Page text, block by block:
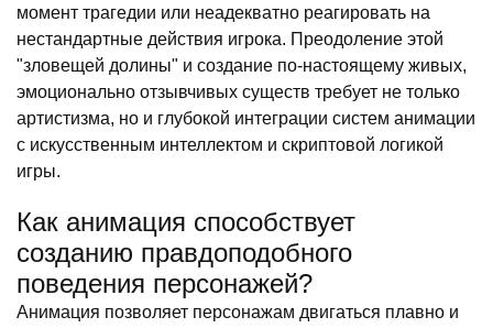
момент трагедии или неадекватно реагировать на
нестандартные действия игрока. Преодоление этой
"зловещей долины" и создание по-настоящему живых,
эмоционально отзывчивых существ требует не только
артистизма, но и глубокой интеграции систем анимации
с искусственным интеллектом и скриптовой логикой
игры.
Как анимация способствует
созданию правдоподобного
поведения персонажей?
Анимация позволяет персонажам двигаться плавно и